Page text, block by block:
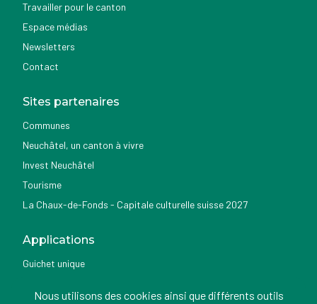
Travailler pour le canton
Espace médias
Newsletters
Contact
Sites partenaires
Communes
Neuchâtel, un canton à vivre
Invest Neuchâtel
Tourisme
La Chaux-de-Fonds - Capitale culturelle suisse 2027
Applications
Guichet unique
Nous utilisons des cookies ainsi que différents outils